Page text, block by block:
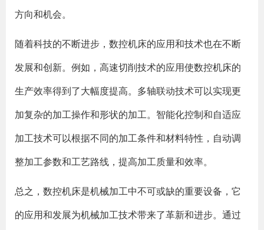
方向和机会。
随着科技的不断进步，数控机床的应用和技术也在不断
发展和创新。例如，高速切削技术的应用使数控机床的
生产效率得到了大幅度提高。多轴联动技术可以实现更
加复杂的加工操作和形状的加工。智能化控制和自适应
加工技术可以根据不同的加工条件和材料特性，自动调
整加工参数和工艺路线，提高加工质量和效率。
总之，数控机床是机械加工中不可或缺的重要设备，它
的应用和发展为机械加工技术带来了革新和进步。通过